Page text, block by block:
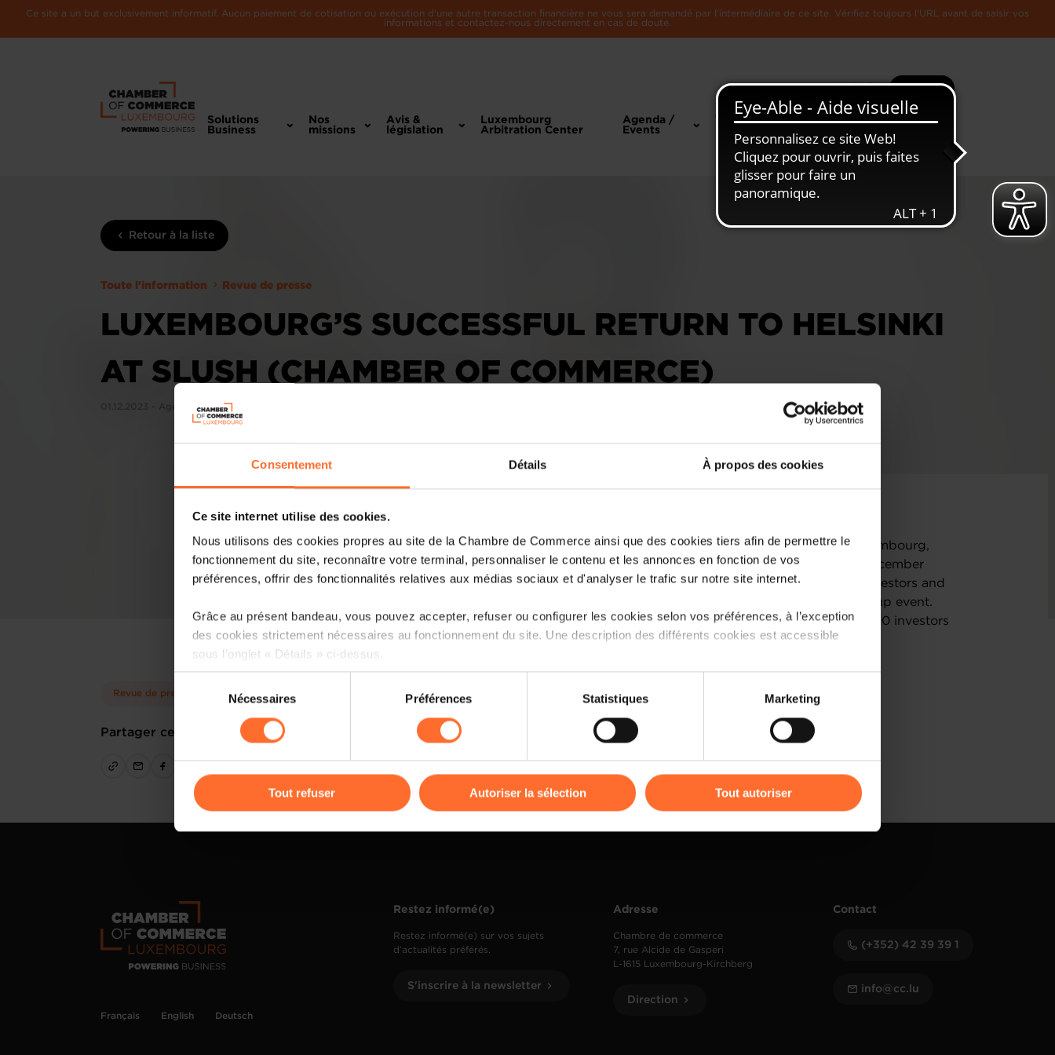
Consentement Détails À propos des cookies
Ce site internet utilise des cookies.
Nous utilisons des cookies propres au site de la Chambre de Commerce ainsi que des cookies tiers afin de permettre le
fonctionnement du site, reconnaître votre terminal, personnaliser le contenu et les annonces en fonction de vos
préférences, offrir des fonctionnalités relatives aux médias sociaux et d'analyser le trafic sur notre site internet.
Grâce au présent bandeau, vous pouvez accepter, refuser ou configurer les cookies selon vos préférences, à l’exception
des cookies strictement nécessaires au fonctionnement du site. Une description des différents cookies est accessible
sous l’onglet « Détails » ci-dessus.
Il est précisé que la navigation sur le site et certaines fonctionnalités (ex : lecture de vidéos, partage sur les réseaux
cas de refus de tous les cookies ou des cookies non nécessaires.
gauche de chaque page.
du
consentement
Nécessaires Préférences Statistiques Marketing
Tout refuser Autoriser la sélection Tout autoriser
Ce site a un but exclusivement informatif. Aucun paiement de cotisation ou exécution d'une autre transaction financière ne vous sera demandé par l'intermédiaire de ce site. Vérifiez toujours l'URL avant de saisir vos
informations et contactez-nous directement en cas de doute.
Recherche Plus
Solutions
Business
Nos
missions
Avis &
législation
Luxembourg
Arbitration Center
Agenda /
Events
Toute
L'Economie
Retour à la liste
Toute l'information Revue de presse
LUXEMBOURG’S SUCCESSFUL RETURN TO HELSINKI
AT SLUSH (CHAMBER OF COMMERCE)
01.12.2023 - Agefi Luxembourg
Revue de presse
Partager cet article
The Chamber of Commerce, in close collaboration with Startup Luxembourg,
organised a trade fair visit to the Slush from 29th November – 1st December
2023. 35 participants comprising of ecosystem partners startups, investors and
business angels were a part of the delegation at this renowned startup event.
Slush is one of world’s leading startup events that gathers over 2000 investors
ranging from VCs to angels, CVCs, and LPs.
Français English Deutsch
Restez informé(e)
Restez informé(e) sur vos sujets
d’actualités préférés.
S'inscrire à la newsletter
Adresse
Chambre de commerce
7, rue Alcide de Gasperi
L-1615 Luxembourg-Kirchberg
Direction
Contact
(+352) 42 39 39 1
info@cc.lu